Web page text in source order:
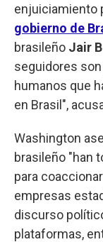
enjuiciamiento
gobierno de
brasileño Jair
seguidores
humanos que
en Brasil",
Washington
brasileño "han
para
empresas
discurso
plataformas,